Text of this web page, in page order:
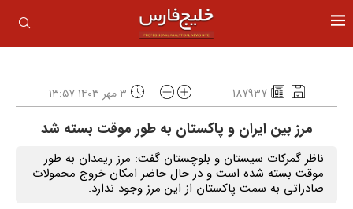
187937 ۳ مهر ۱۴۰۳ ۱۳:۵۷
مرز بین ایران و پاکستان به طور موقت بسته شد
ناظر گمرکات سیستان و بلوچستان گفت: مرز ریمدان به طور
موقت بسته شده است و در حال حاضر امکان خروج محمولات
صادراتی به سمت پاکستان از این مرز وجود ندارد.